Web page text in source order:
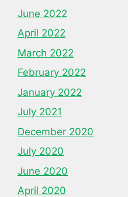
June 2022
April 2022
March 2022
February 2022
January 2022
July 2021
December 2020
July 2020
June 2020
April 2020